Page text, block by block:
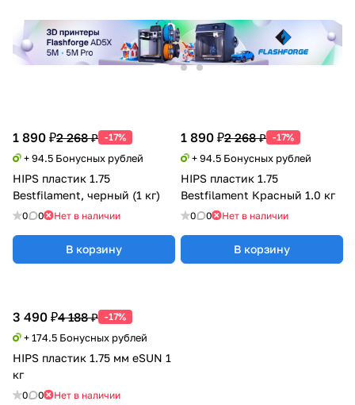
1 890 ₽2 268 ₽ -17%
+ 94.5 Бонусных рублей
HIPS пластик 1.75
Bestfilament, черный (1 кг)
0 0 Нет в наличии
В корзину
1 890 ₽2 268 ₽ -17%
+ 94.5 Бонусных рублей
HIPS пластик 1.75
Bestfilament Красный 1.0 кг
0 0 Нет в наличии
В корзину
3 490 ₽4 188 ₽ -17%
+ 174.5 Бонусных рублей
HIPS пластик 1.75 мм eSUN 1
кг
0 0 Нет в наличии